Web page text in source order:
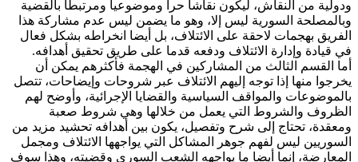
ودولية من النقاش، ليكون نقاشا حرا وموضوعيا ومرتبطا بالقضية
وبالمصلحة السورية ليس إلا، وهو ما يضمن ليس عدم مشاركة هذا
الفريق بهجمات لاحقة على الائتلاف، بل أيضا انخراطه بشكل فعال
في قيادة وإدارة الائتلاف ودفعه قدما على طريق تحقيق أهدافه.
أما القسم الثالث من المشاركين في الهجمة فأكثرهم يمكن أن
يخرجوا منها إذا توجه إليهم الائتلاف عبر شروحات وإيضاحات، تتصل
بالموضوعات والمواقف السياسية والقضايا الإجرائية، وأوضح لهم
الظروف والشروط التي يعمل من خلالها وهي شروط صعبة
ومعقدة، تحتاج إلى شرح وتفصيل، يكون بين أهدافه تحشيد مزيد من
السوريين ليس لفهم جوهر المشاكل التي يواجهها الائتلاف ومجمل
المعارضة، إنما أيضا ما يواجهه الشعب السوري وقضيته، وهذا سوف